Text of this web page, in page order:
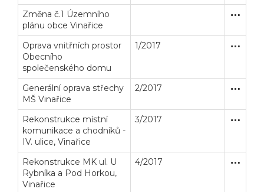
Změna č.1 Územního
plánu obce Vinařice
Služby
Oprava vnitřních prostor
Obecního
společenského domu
1/2017
Generální oprava střechy
MŠ Vinařice
2/2017
Rekonstrukce místní
komunikace a chodníků -
IV. ulice, Vinařice
3/2017
Rekonstrukce MK ul. U
Rybníka a Pod Horkou,
Vinařice
4/2017
Veřejné zakázky